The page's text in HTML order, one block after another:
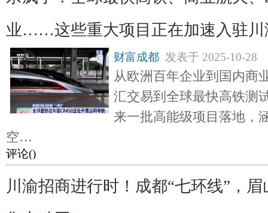
业……这些重大项目正在加速入驻川
财富成都 发表于 2025-10-28
从欧洲百年企业到国内商
汇交易到全球最快高铁测
来一批高能级项目落地，
空…
评论()
川渝招商进行时！成都“七环线”，